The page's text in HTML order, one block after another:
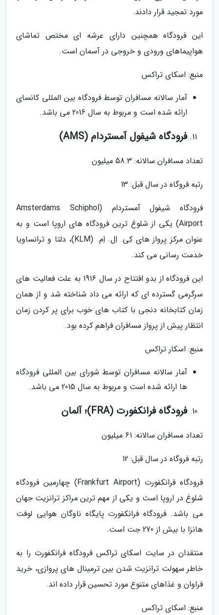
مورد تمجید قرار دادند.
این فرودگاه همچنین دارای عرشه ای مختص تماشای
هواپیماهای ورودی و خروجی در آسمان است.
منبع: اسکای تراکس
آمار سالانه مسافران توسط فرودگاه بین المللی کانسای
ارائه شده است و مربوط به سال 2016 می باشد.
فرودگاه شیفول آمستردام (AMS)
تعداد مسافران سالانه: 58.3 میلیون
رتبه فروگاه در سال قبل: 13
فرودگاه شیفول آمستردام (Amsterdams Schiphol
Airport) یکی از شلوغ ترین فرودگاه های اروپا است و به
عنوان مرکز پرواز های کِی. اِل. اِم. (KLM)، دلتا و ترانساویا
خدمت رسانی می کند.
این فرودگاه از بدو افتتاح در سال 1916 به علت فعالیت های
سرگرمی گسترده ای که ارائه می داد شناخته شد و از همان
زمان کتابخانه دنجی با کتاب های خوب برای پر کردن زمان
انتظار پیش از پرواز مسافران فراهم کرده بود.
منبع: اسکار تراکس
آمار سالانه مسافران توسط شورای بین المللی فرودگاه
ها ارائه شده است و مربوط به سال 2015 می باشد.
فرودگاه فرانکفورت (FRA)؛ آلمان
تعداد مسافران سالانه: 61 میلیون
رتبه فروگاه در سال قبل: 12
فرودگاه فرانکفورت (Frankfurt Airport) چهارمین فرودگاه
شلوغ در اروپا است و یکی از مهم ترین مراکز ترانزیت جهان
می باشد. فرودگاه فرانکفورت پایگاه ناوگان هوایی لوفت
هانزا با بیش از 270 جت است.
منتقدان در سایت اسکای تراکس فرودگاه فرانکفورت را به
خاطر سهولت ترانزیت شدن بین ترمینال های پروازی، خرید
فراوان و غذاهای متنوع مورد تحسین قرار داده اند.
منبع: اسکای تراکس